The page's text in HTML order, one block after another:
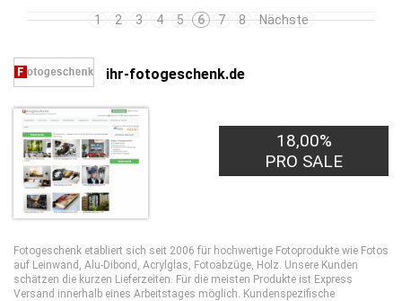
1
2 3 4 5 6 7 8 Nächste
ihr-fotogeschenk.de
18,00%
PRO SALE
Fotogeschenk etabliert sich seit 2006 für hochwertige Fotoprodukte wie Fotos
auf Leinwand, Alu-Dibond, Acrylglas, Fotoabzüge, Holz. Unsere Kunden
schätzen die kurzen Lieferzeiten. Für die meisten Produkte ist Express
Versand innerhalb eines Arbeitstages möglich. Kundenspezifische